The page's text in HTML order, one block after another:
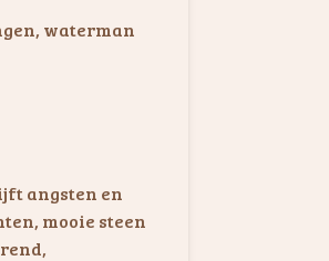
waterman
angsten en
mooie steen